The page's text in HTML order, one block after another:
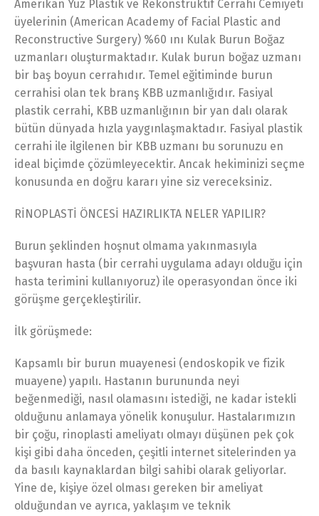
Amerikan Yüz Plastik ve Rekonstrüktif Cerrahi Cemiyeti
üyelerinin (American Academy of Facial Plastic and
Reconstructive Surgery) %60 ını Kulak Burun Boğaz
uzmanları oluşturmaktadır. Kulak burun boğaz uzmanı
bir baş boyun cerrahıdır. Temel eğitiminde burun
cerrahisi olan tek branş KBB uzmanlığıdır. Fasiyal
plastik cerrahi, KBB uzmanlığının bir yan dalı olarak
bütün dünyada hızla yaygınlaşmaktadır. Fasiyal plastik
cerrahi ile ilgilenen bir KBB uzmanı bu sorunuzu en
ideal biçimde çözümleyecektir. Ancak hekiminizi seçme
konusunda en doğru kararı yine siz vereceksiniz.
RİNOPLASTİ ÖNCESİ HAZIRLIKTA NELER YAPILIR?
Burun şeklinden hoşnut olmama yakınmasıyla
başvuran hasta (bir cerrahi uygulama adayı olduğu için
hasta terimini kullanıyoruz) ile operasyondan önce iki
görüşme gerçekleştirilir.
İlk görüşmede:
Kapsamlı bir burun muayenesi (endoskopik ve fizik
muayene) yapılı. Hastanın burununda neyi
beğenmediği, nasıl olamasını istediği, ne kadar istekli
olduğunu anlamaya yönelik konuşulur. Hastalarımızın
bir çoğu, rinoplasti ameliyatı olmayı düşünen pek çok
kişi gibi daha önceden, çeşitli internet sitelerinden ya
da basılı kaynaklardan bilgi sahibi olarak geliyorlar.
Yine de, kişiye özel olması gereken bir ameliyat
olduğundan ve ayrıca, yaklaşım ve teknik